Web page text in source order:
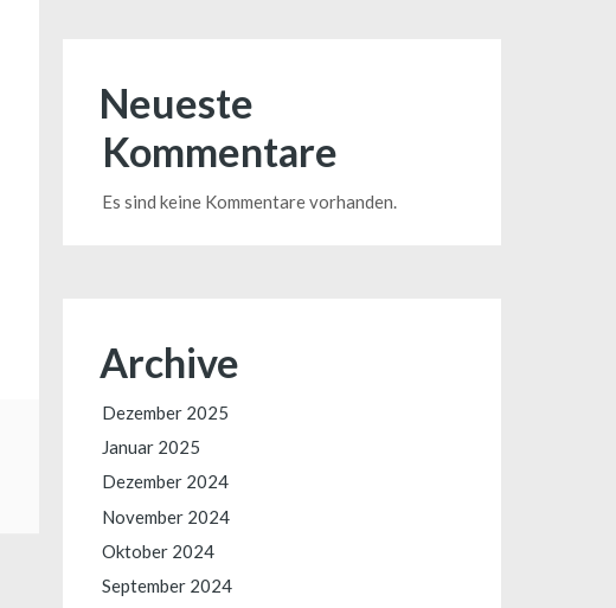
Neueste
Kommentare
Es sind keine Kommentare vorhanden.
Archive
Dezember 2025
Januar 2025
Dezember 2024
November 2024
Oktober 2024
September 2024